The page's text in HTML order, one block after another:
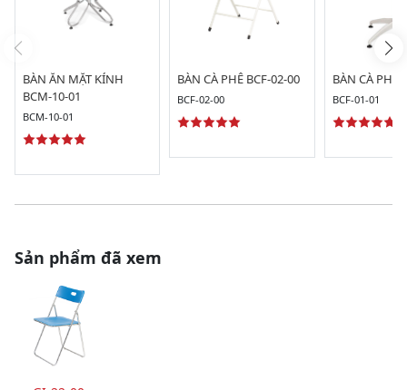
BÀN ĂN MẶT KÍNH
BCM-10-01
BCM-10-01
BÀN CÀ PHÊ BCF-02-00
BCF-02-00
BÀN CÀ PHÊ
BCF-01-01
Sản phẩm đã xem